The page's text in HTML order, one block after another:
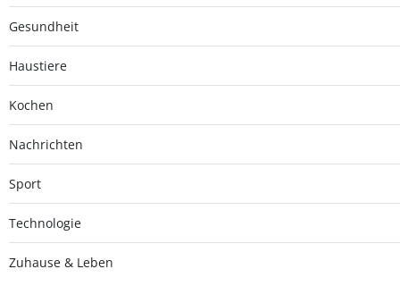
Gesundheit
Haustiere
Kochen
Nachrichten
Sport
Technologie
Zuhause & Leben